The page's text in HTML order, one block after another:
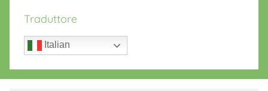
Traduttore
Italian